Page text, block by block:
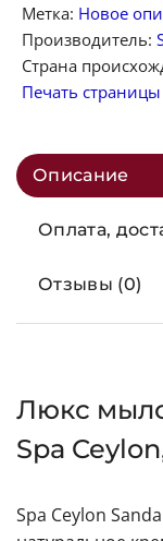
Метка: Новое
Производитель:
Страна
Печать страницы
Описание
Оплата,
Отзывы (0)
Люкс
Spa
Spa Ceylon